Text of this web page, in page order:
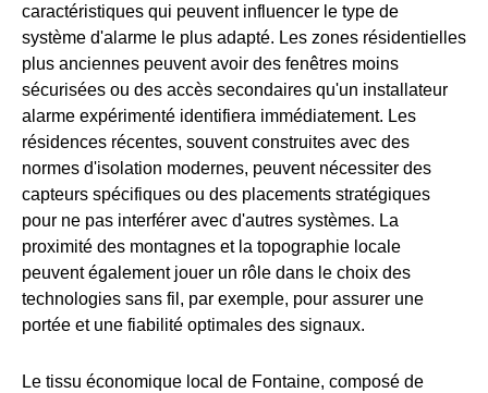
caractéristiques qui peuvent influencer le type de
système d'alarme le plus adapté. Les zones résidentielles
plus anciennes peuvent avoir des fenêtres moins
sécurisées ou des accès secondaires qu'un installateur
alarme expérimenté identifiera immédiatement. Les
résidences récentes, souvent construites avec des
normes d'isolation modernes, peuvent nécessiter des
capteurs spécifiques ou des placements stratégiques
pour ne pas interférer avec d'autres systèmes. La
proximité des montagnes et la topographie locale
peuvent également jouer un rôle dans le choix des
technologies sans fil, par exemple, pour assurer une
portée et une fiabilité optimales des signaux.
Le tissu économique local de Fontaine, composé de